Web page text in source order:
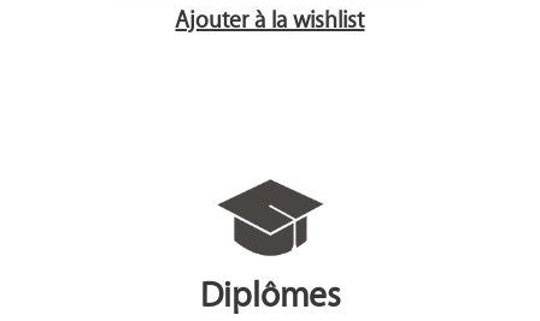
Ajouter à la wishlist
Diplômes